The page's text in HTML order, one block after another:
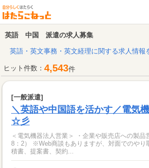
英語 中国 派遣の求人募集
英語・英文事務・英文経理に関する求人情報
ヒット件数： 4,543件
[一般派遣]
＼英語や中国語を活かす／電気
☆彡
＜電気機器法人営業＞ ・企業や販売店への製品
8：2） ※Web商談もありますが、対面でのやり
積書、提案書、契約...